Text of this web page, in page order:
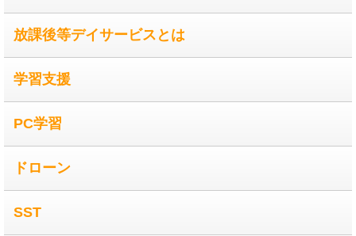
放課後等デイサービスとは
学習支援
PC学習
ドローン
SST